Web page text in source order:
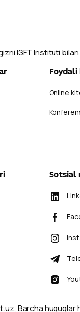
ISFT Instituti
Foydali
Online
Sotsial
, Barcha huquqlar